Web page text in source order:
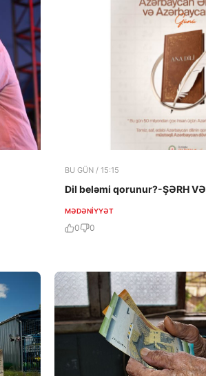
Tramp ölkəyə
girişinin qarşısını
BU GÜN / 15:15
Dil beləmi qorunur?-ŞƏRH
MƏDƏNIYYƏT
0 0